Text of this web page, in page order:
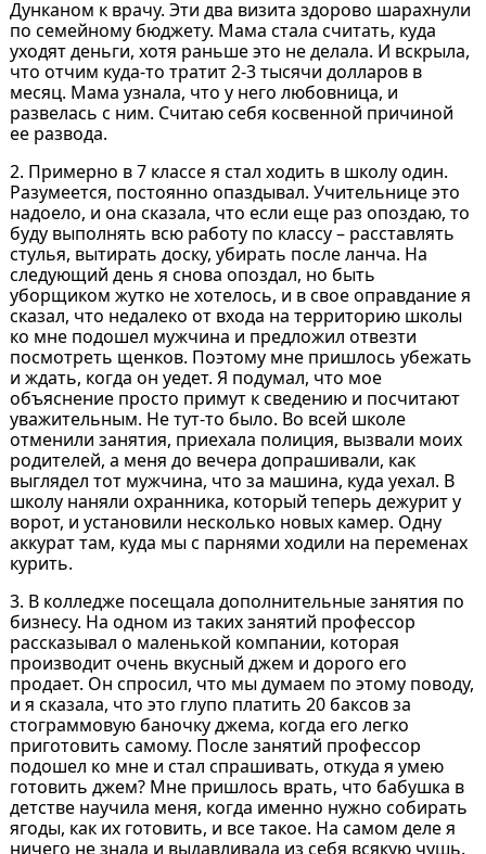
Дунканом к врачу. Эти два визита здорово шарахнули
по семейному бюджету. Мама стала считать, куда
уходят деньги, хотя раньше это не делала. И вскрыла,
что отчим куда-то тратит 2-3 тысячи долларов в
месяц. Мама узнала, что у него любовница, и
развелась с ним. Считаю себя косвенной причиной
ее развода.
2. Примерно в 7 классе я стал ходить в школу один.
Разумеется, постоянно опаздывал. Учительнице это
надоело, и она сказала, что если еще раз опоздаю, то
буду выполнять всю работу по классу – расставлять
стулья, вытирать доску, убирать после ланча. На
следующий день я снова опоздал, но быть
уборщиком жутко не хотелось, и в свое оправдание я
сказал, что недалеко от входа на территорию школы
ко мне подошел мужчина и предложил отвезти
посмотреть щенков. Поэтому мне пришлось убежать
и ждать, когда он уедет. Я подумал, что мое
объяснение просто примут к сведению и посчитают
уважительным. Не тут-то было. Во всей школе
отменили занятия, приехала полиция, вызвали моих
родителей, а меня до вечера допрашивали, как
выглядел тот мужчина, что за машина, куда уехал. В
школу наняли охранника, который теперь дежурит у
ворот, и установили несколько новых камер. Одну
аккурат там, куда мы с парнями ходили на переменах
курить.
3. В колледже посещала дополнительные занятия по
бизнесу. На одном из таких занятий профессор
рассказывал о маленькой компании, которая
производит очень вкусный джем и дорого его
продает. Он спросил, что мы думаем по этому поводу,
и я сказала, что это глупо платить 20 баксов за
стограммовую баночку джема, когда его легко
приготовить самому. После занятий профессор
подошел ко мне и стал спрашивать, откуда я умею
готовить джем? Мне пришлось врать, что бабушка в
детстве научила меня, когда именно нужно собирать
ягоды, как их готовить, и все такое. На самом деле я
ничего не знала и выдавливала из себя всякую чушь.